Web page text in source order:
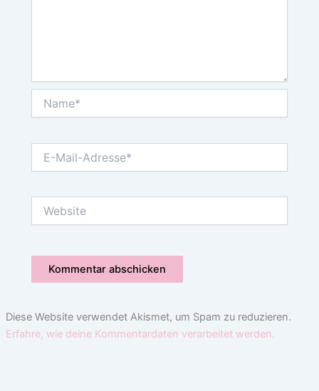
Mail-
Diese Website verwendet Akismet, um Spam zu reduzieren.
Erfahre, wie deine Kommentardaten verarbeitet werden.